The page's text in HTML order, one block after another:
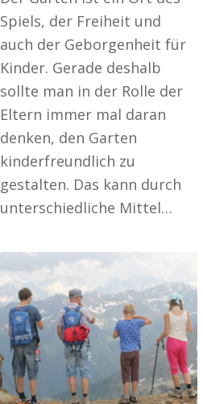
Spiels, der Freiheit und
auch der Geborgenheit für
Kinder. Gerade deshalb
sollte man in der Rolle der
Eltern immer mal daran
denken, den Garten
kinderfreundlich zu
gestalten. Das kann durch
unterschiedliche Mittel…